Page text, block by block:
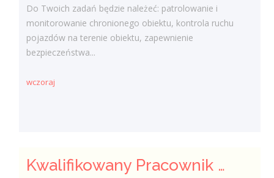
Do Twoich zadań będzie należeć: patrolowanie i
monitorowanie chronionego obiektu, kontrola ruchu
pojazdów na terenie obiektu, zapewnienie
bezpieczeństwa...
wczoraj
Kwalifikowany Pracownik / Kwalifikowana Pracowniczka Ochrony